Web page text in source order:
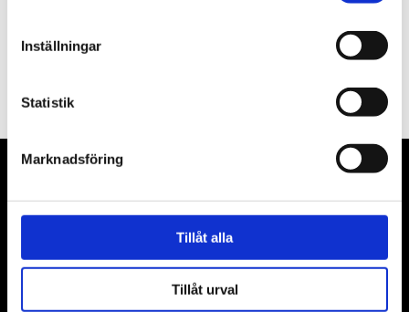
Inställningar
Statistik
Marknadsföring
Tillåt alla
Tillåt urval
Adress: Elementvägen 7, 702 27 Örebro